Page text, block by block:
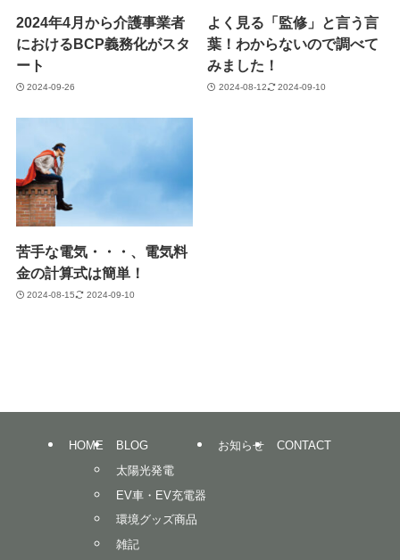
2024年4月から介護事業者
におけるBCP義務化がスタ
ート
2024-09-26
よく見る「監修」と言う言
葉！わからないので調べて
みました！
2024-08-12 2024-09-10
苦手な電気・・・、電気料
金の計算式は簡単！
2024-08-15 2024-09-10
HOME
BLOG
太陽光発電
EV車・EV充電器
環境グッズ商品
雑記
お知らせ CONTACT